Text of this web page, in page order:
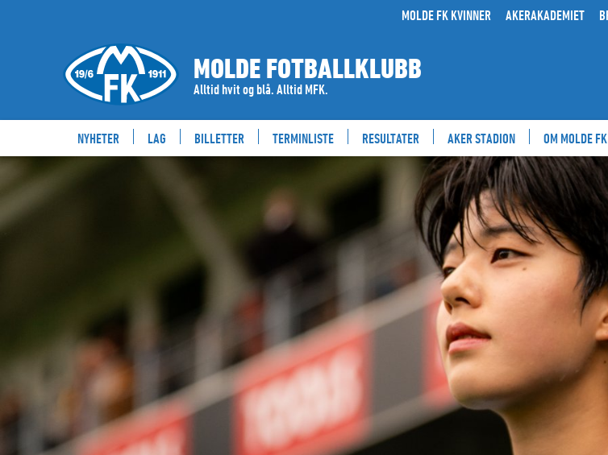
MOLDE FK KVINNER AKERAKADEMIET
MOLDE FOTBALLKLUBB
Alltid hvit og blå. Alltid MFK.
NYHETER LAG BILLETTER TERMINLISTE RESULTATER AKER STADION OM MOLDE FK